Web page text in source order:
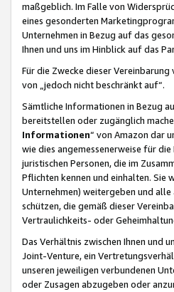
maßgeblich. Im Falle von
eines gesonderten
Unternehmen in Bezug auf das
Ihnen und uns im Hinblick auf das
Für die Zwecke dieser
von „jedoch nicht beschränkt auf“.
Sämtliche Informationen in Bezug
bereitstellen oder zugänglich
Informationen“ von Amazon dar
wie dies angemessenerweise für
juristischen Personen, die im
Pflichten kennen und einhalten.
Unternehmen) weitergeben und
schützen, die gemäß dieser
Vertraulichkeits- oder
Das Verhältnis zwischen Ihnen und
Joint-Venture, ein
unseren jeweiligen verbundenen
oder Zusagen abzugeben oder